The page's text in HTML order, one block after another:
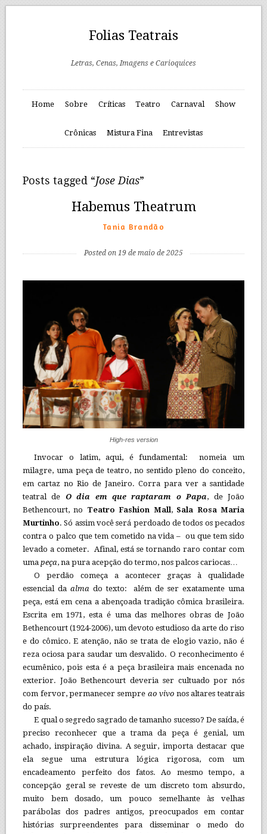
Folias Teatrais
Letras, Cenas, Imagens e Carioquices
Home Sobre Críticas Teatro Carnaval Show
Crônicas Mistura Fina Entrevistas
Posts tagged “Jose Dias”
Habemus Theatrum
Tania Brandão
Posted on 19 de maio de 2025
High-res version
Invocar o latim, aqui, é fundamental: nomeia um
milagre, uma peça de teatro, no sentido pleno do conceito,
em cartaz no Rio de Janeiro. Corra para ver a santidade
teatral de O dia em que raptaram o Papa, de João
Bethencourt, no Teatro Fashion Mall, Sala Rosa Maria
Murtinho. Só assim você será perdoado de todos os pecados
contra o palco que tem cometido na vida – ou que tem sido
levado a cometer. Afinal, está se tornando raro contar com
uma peça, na pura acepção do termo, nos palcos cariocas…
O perdão começa a acontecer graças à qualidade
essencial da almado texto: além de ser exatamente uma
peça, está em cena a abençoada tradição cômica brasileira.
Escrita em 1971, esta é uma das melhores obras de João
Bethencourt (1924-2006), um devoto estudioso da arte do riso
e do cômico. E atenção, não se trata de elogio vazio, não é
reza ociosa para saudar um desvalido. O reconhecimento é
ecumênico, pois esta é a peça brasileira mais encenada no
exterior. João Bethencourt deveria ser cultuado por nós
com fervor, permanecer sempre ao vivonos altares teatrais
do país.
E qual o segredo sagrado de tamanho sucesso? De saída, é
preciso reconhecer que a trama da peça é genial, um
achado, inspiração divina. A seguir, importa destacar que
ela segue uma estrutura lógica rigorosa, com um
encadeamento perfeito dos fatos. Ao mesmo tempo, a
concepção geral se reveste de um discreto tom absurdo,
muito bem dosado, um pouco semelhante às velhas
parábolas dos padres antigos, preocupados em contar
histórias surpreendentes para disseminar o medo do